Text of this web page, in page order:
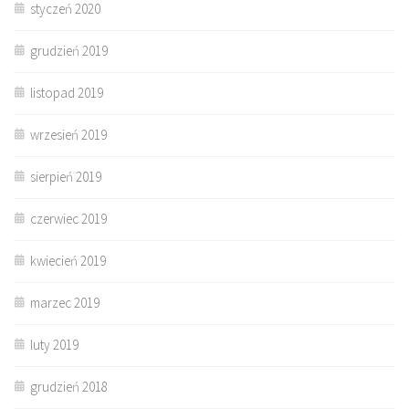
styczeń 2020
grudzień 2019
listopad 2019
wrzesień 2019
sierpień 2019
czerwiec 2019
kwiecień 2019
marzec 2019
luty 2019
grudzień 2018